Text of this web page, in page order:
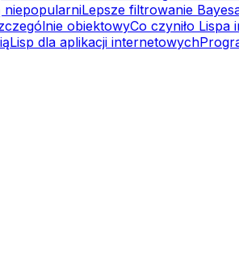
niepopularniLepsze filtrowanie
obiektowyCo czyniło Lispa
Lisp dla aplikacji internetowych